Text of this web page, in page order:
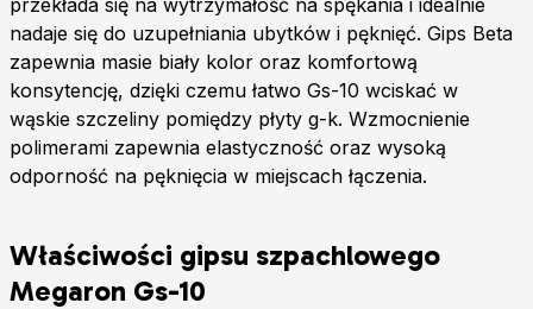
nadaje się do uzupełniania ubytków i pęknięć. Gips Beta
zapewnia masie biały kolor oraz komfortową
konsytencję, dzięki czemu łatwo Gs-10 wciskać w
wąskie szczeliny pomiędzy płyty g-k. Wzmocnienie
polimerami zapewnia elastyczność oraz wysoką
odporność na pęknięcia w miejscach łączenia.
Właściwości gipsu szpachlowego
Megaron Gs-10